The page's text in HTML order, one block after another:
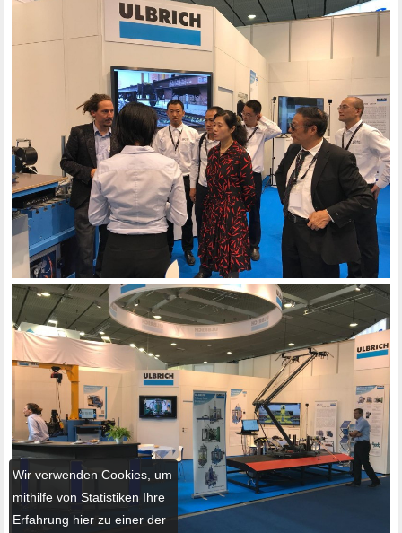
Wir verwenden Cookies, um
mithilfe von Statistiken Ihre
Erfahrung hier zu einer der